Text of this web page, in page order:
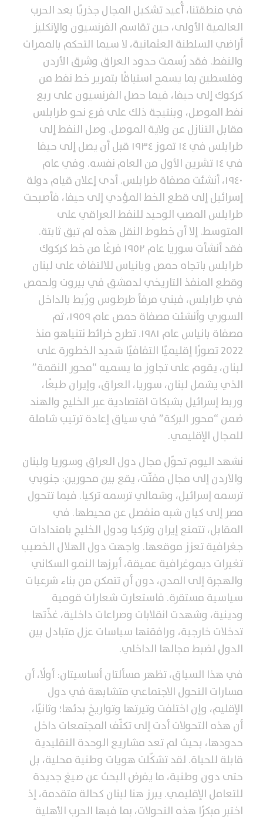
في منطقتنا، أُعيد تشكيل المجال جذريًا بعد الحرب
العالمية الأولى، حين تقاسم الفرنسيون والإنكليز
أراضي السلطنة العثمانية، لا سيما التحكم بالممرات
والنفط. فقد رُسمت حدود العراق وشرق الأردن
وفلسطين بما يسمح استباقًا بتمرير خط نفط من
كركوك إلى حيفا، فيما حصل الفرنسيون على ربع
نفط الموصل، وبنتيجة ذلك على فرع نحو طرابلس
مقابل التنازل عن ولاية الموصل. وصل النفط إلى
طرابلس في ١٤ تموز ١٩٣٤ قبل أن يصل إلى حيفا
في ١٤ تشرين الأول من العام نفسه. وفي عام
١٩٤٠، أنشئت مصفاة طرابلس. أدى إعلان قيام دولة
إسرائيل إلى قطع الخط المؤدي إلى حيفا، فأصبحت
طرابلس المصب الوحيد للنفط العراقي على
المتوسط. إلا أن خطوط النقل هذه لم تبق ثابتة.
فقد أنشأت سوريا عام ١٩٥٢ فرعًا من خط كركوك
طرابلس باتجاه حمص وبانياس للالتفاف على لبنان
وقطع المنفذ التاريخي لدمشق في بيروت ولحمص
في طرابلس، فبني مرفأ طرطوس ورُبط بالداخل
السوري وأنشئت مصفاة حمص عام ١٩٥٩، ثم
مصفاة بانياس عام ١٩٨١. تطرح خرائط نتنياهو منذ
2022 تصورًا إقليميًا التفافيًا شديد الخطورة على
لبنان، يقوم على تجاوز ما يسميه “محور النقمة”
الذي يشمل لبنان، سوريا، العراق، وإيران طبعًا،
وربط إسرائيل بشبكات اقتصادية عبر الخليج والهند
ضمن “محور البركة” في سياق إعادة ترتيب شاملة
للمجال الإقليمي.
نشهد اليوم تحوّل مجال دول العراق وسوريا ولبنان
والأردن إلى مجال مفتّت، يقع بين محورين: جنوبي
ترسمه إسرائيل، وشمالي ترسمه تركيا. فيما تتحول
مصر إلى كيان شبه منفصل عن محيطها. في
المقابل، تتمتع إيران وتركيا ودول الخليج بامتدادات
جغرافية تعزز موقعها. واجهت دول الهلال الخصيب
تغيرات ديموغرافية عميقة، أبرزها النمو السكاني
والهجرة إلى المدن، دون أن تتمكن من بناء شرعيات
سياسية مستقرة. فاستعارت شعارات قومية
ودينية، وشهدت انقلابات وصراعات داخلية، غذّتها
تدخلات خارجية، ورافقتها سياسات عزل متبادل بين
الدول لضبط مجالها الداخلي.
في هذا السياق، تظهر مسألتان أساسيتان: أولًا، أن
مسارات التحول الاجتماعي متشابهة في دول
الإقليم، وإن اختلفت وتيرتها وتواريخ بدئها؛ وثانيًا،
أن هذه التحولات أدت إلى تكثّف المجتمعات داخل
حدودها، بحيث لم تعد مشاريع الوحدة التقليدية
قابلة للحياة. لقد تشكّلت هويات وطنية محلية، بل
حتى دون وطنية، ما يفرض البحث عن صيغ جديدة
للتعامل الإقليمي. يبرز هنا لبنان كحالة متقدمة، إذ
اختبر مبكرًا هذه التحولات، بما فيها الحرب الأهلية